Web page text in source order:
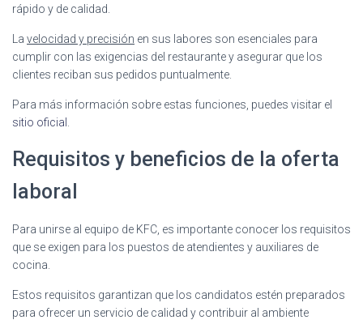
rápido y de calidad.
La velocidad y precisión en sus labores son esenciales para
cumplir con las exigencias del restaurante y asegurar que los
clientes reciban sus pedidos puntualmente.
Para más información sobre estas funciones, puedes visitar el
sitio oficial
Requisitos y beneficios de la oferta
laboral
Para unirse al equipo de KFC, es importante conocer los requisitos
que se exigen para los puestos de atendientes y auxiliares de
cocina.
Estos requisitos garantizan que los candidatos estén preparados
para ofrecer un servicio de calidad y contribuir al ambiente